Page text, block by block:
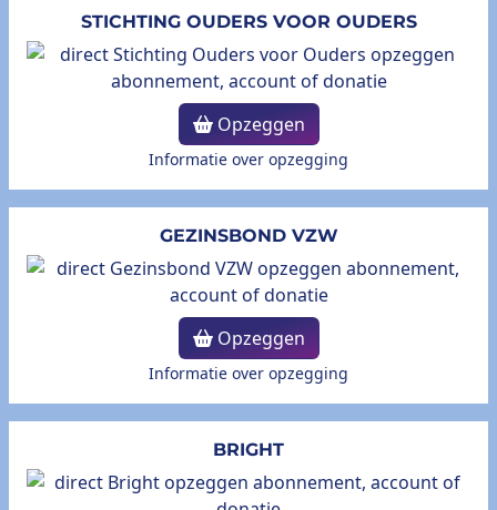
STICHTING OUDERS VOOR OUDERS
Opzeggen
Informatie over opzegging
GEZINSBOND VZW
Opzeggen
Informatie over opzegging
BRIGHT